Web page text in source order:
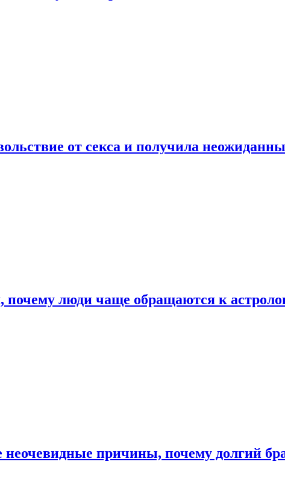
от секса и получила
почему люди чаще обращаются к
неочевидные причины, почему долгий